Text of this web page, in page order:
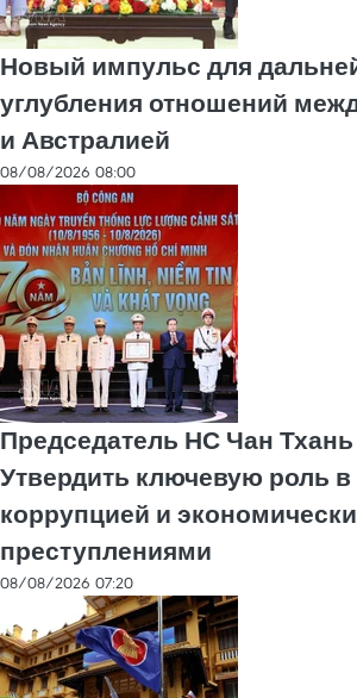
Новый импульс для
углубления отношений
и Австралией
08/08/2026 08:00
Председатель НС Чан
Утвердить ключевую роль в
коррупцией и
преступлениями
08/08/2026 07:20